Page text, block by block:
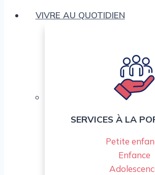
VIVRE AU QUOTIDIEN
SERVICES À LA
Petite
Enfance